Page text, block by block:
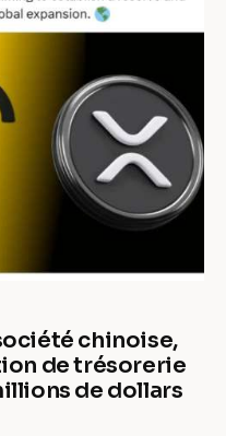
chinoise,
de trésorerie
de dollars